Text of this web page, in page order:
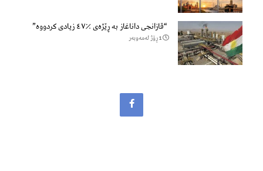
“قازانجی داناغاز بە ڕێژەی ٪٤٧ زیادی کردووە”
1 ڕۆژ لەمەوبەر